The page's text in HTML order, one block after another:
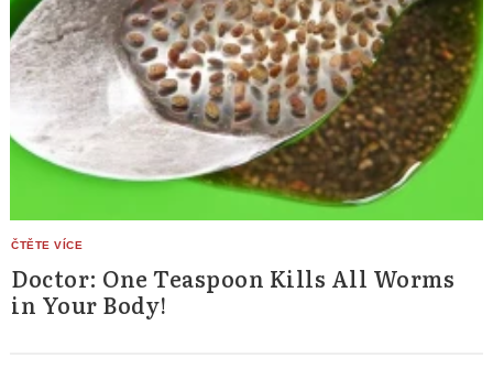
Doctor: One Teaspoon Kills All Worms
in Your Body!